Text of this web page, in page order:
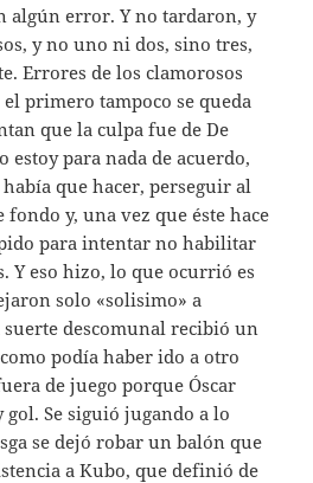
algún error. Y no tardaron, y
y no uno ni dos, sino tres,
Errores de los clamorosos
primero tampoco se queda
que la culpa fue de De
estoy para nada de acuerdo,
que hacer, perseguir al
y, una vez que éste hace
para intentar no habilitar
Y eso hizo, lo que ocurrió es
solo «solisimo» a
descomunal recibió un
podía haber ido a otro
de juego porque Óscar
gol. Se siguió jugando a lo
se dejó robar un balón que
a Kubo, que definió de